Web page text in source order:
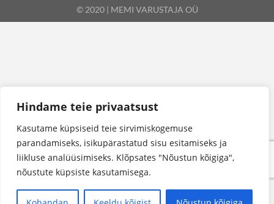
Hindame teie privaatsust
Kasutame küpsiseid teie sirvimiskogemuse
parandamiseks, isikupärastatud sisu esitamiseks ja
liikluse analüüsimiseks. Klõpsates "Nõustun kõigiga",
nõustute küpsiste kasutamisega.
© 2020 | MEMI VARUSTAJA OÜ